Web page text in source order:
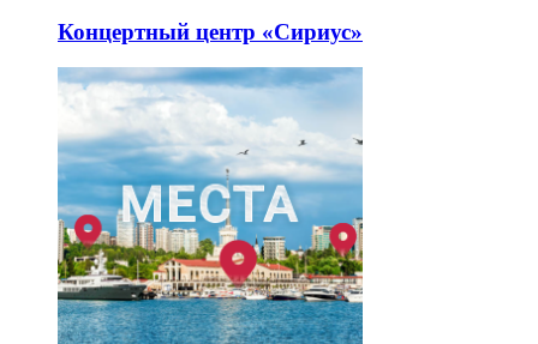
Концертный центр «Сириус»